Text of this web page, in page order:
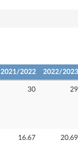
2021/2022 2022/2023
30 29
16.67 20.69